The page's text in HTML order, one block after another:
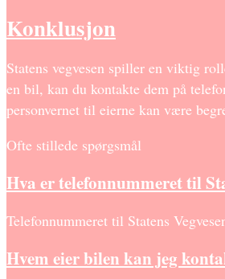
Konklusjon
Statens vegvesen spiller en viktig
en bil, kan du kontakte dem på
personvernet til eierne kan være
Ofte stillede spørgsmål
Hva er telefonnummeret til
Telefonnummeret til Statens
Hvem eier bilen kan jeg